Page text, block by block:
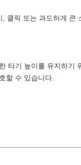
클릭 또는 과도하게
타기 높이를 유지하기
할 수 있습니다.